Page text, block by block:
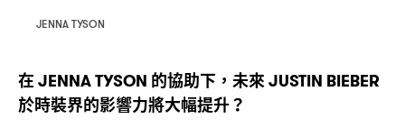
JENNA TYSON
在JENNA TYSON 的協助下 ， 未來JUSTIN BIEBER
於時裝界的影響力將大幅提升？